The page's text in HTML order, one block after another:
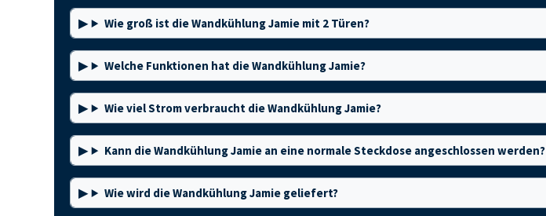
Wie groß ist die Wandkühlung Jamie mit 2 Türen?
Welche Funktionen hat die Wandkühlung Jamie?
Wie viel Strom verbraucht die Wandkühlung Jamie?
Kann die Wandkühlung Jamie an eine normale Steckdose angeschlossen werden?
Wie wird die Wandkühlung Jamie geliefert?